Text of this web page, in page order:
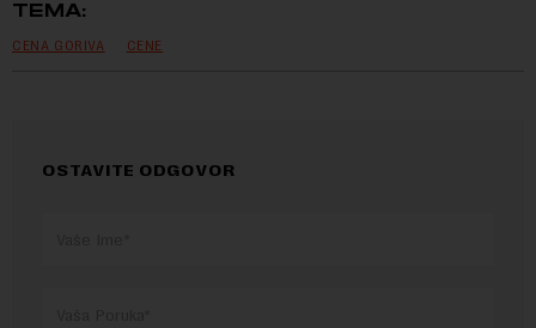
TEMA:
CENA GORIVA CENE
OSTAVITE ODGOVOR